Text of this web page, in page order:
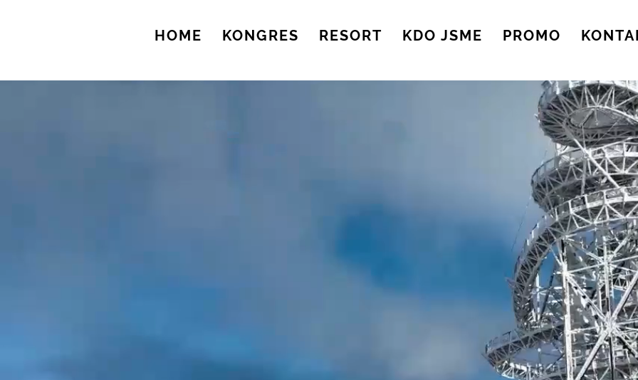
HOME KONGRES RESORT KDO JSME PROMO
IVSI